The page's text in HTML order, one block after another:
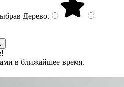
Дерево.
в ближайшее время.